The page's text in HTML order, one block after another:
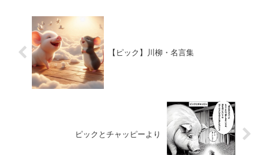
【ピック】川柳・名言集
ピックとチャッピーより